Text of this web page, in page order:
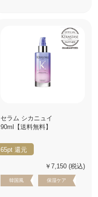
セラム シカニュイ
90ml【送料無料】
65pt 還元
￥7,150 (税込)
韓国風 保湿ケア